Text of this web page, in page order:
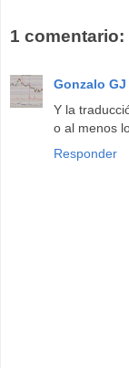
1 comentario:
Gonzalo GJ
Y la
o al menos
Responder